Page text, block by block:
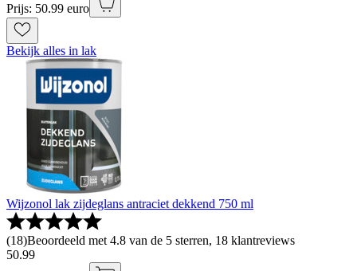
Prijs: 50.99 euro
Bekijk alles in lak
Wijzonol lak zijdeglans antraciet dekkend 750 ml
(18)Beoordeeld met 4.8 van de 5 sterren, 18 klantreviews
50.99